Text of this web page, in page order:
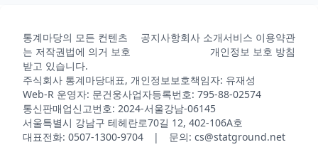
통계마당의 모든 컨텐츠
는 저작권법에 의거 보호
받고 있습니다.
공지사항회사 소개서비스 이용약관
개인정보 보호 방침
주식회사 통계마당대표, 개인정보보호책임자: 유재성
Web-R 운영자: 문건웅사업자등록번호: 795-88-02574
통신판매업신고번호: 2024-서울강남-06145
서울특별시 강남구 테헤란로70길 12, 402-106A호
대표전화: 0507-1300-9704 | 문의: cs@statground.net